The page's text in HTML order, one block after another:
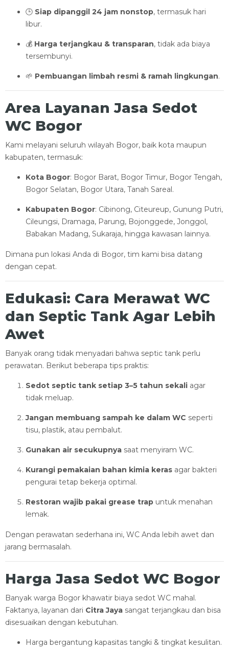
🕒 Siap dipanggil 24 jam nonstop, termasuk hari
libur.
💰 Harga terjangkau & transparan, tidak ada biaya
tersembunyi.
🌱 Pembuangan limbah resmi & ramah lingkungan.
Area Layanan Jasa Sedot
WC Bogor
Kami melayani seluruh wilayah Bogor, baik kota maupun
kabupaten, termasuk:
Kota Bogor: Bogor Barat, Bogor Timur, Bogor Tengah,
Bogor Selatan, Bogor Utara, Tanah Sareal.
Kabupaten Bogor: Cibinong, Citeureup, Gunung Putri,
Cileungsi, Dramaga, Parung, Bojonggede, Jonggol,
Babakan Madang, Sukaraja, hingga kawasan lainnya.
Dimana pun lokasi Anda di Bogor, tim kami bisa datang
dengan cepat.
Edukasi: Cara Merawat WC
dan Septic Tank Agar Lebih
Awet
Banyak orang tidak menyadari bahwa septic tank perlu
perawatan. Berikut beberapa tips praktis:
Sedot septic tank setiap 3–5 tahun sekali agar
tidak meluap.
Jangan membuang sampah ke dalam WC seperti
tisu, plastik, atau pembalut.
Gunakan air secukupnya saat menyiram WC.
Kurangi pemakaian bahan kimia keras agar bakteri
pengurai tetap bekerja optimal.
Restoran wajib pakai grease trap untuk menahan
lemak.
Dengan perawatan sederhana ini, WC Anda lebih awet dan
jarang bermasalah.
Harga Jasa Sedot WC Bogor
Banyak warga Bogor khawatir biaya sedot WC mahal.
Faktanya, layanan dari Citra Jaya sangat terjangkau dan bisa
disesuaikan dengan kebutuhan.
Harga bergantung kapasitas tangki & tingkat kesulitan.